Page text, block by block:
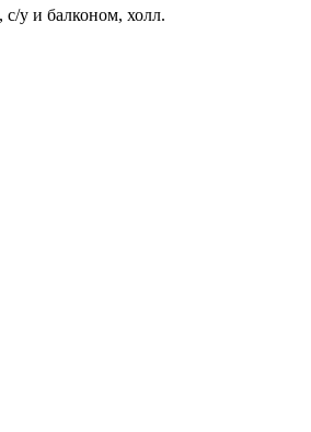
с/у и балконом, холл.